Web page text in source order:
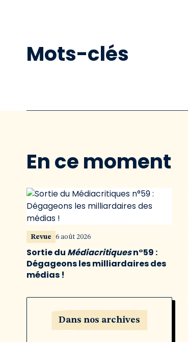
Mots-clés
En ce moment
Revue 6 août 2026
Sortie du Médiacritiquesn°59 :
Dégageons les milliardaires des
médias !
Dans nos archives